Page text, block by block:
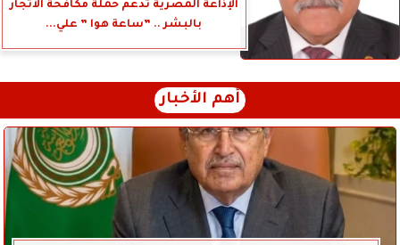
الإذاعة المصرية تدعم حملة مكافحة الاتجار
بالبشر .. ”ساعة هوا ” علي...
أهم الأخبار